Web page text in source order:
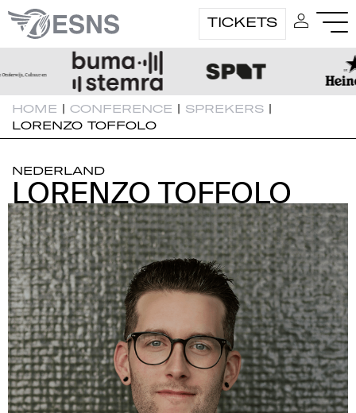
TICKETS
HOME | CONFERENCE | SPREKERS |
LORENZO TOFFOLO
NEDERLAND
LORENZO TOFFOLO
LORENZO TOFFOLO